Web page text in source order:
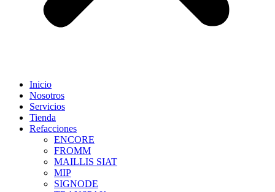
Inicio
Nosotros
Servicios
Tienda
Refacciones
ENCORE
FROMM
MAILLIS SIAT
MIP
SIGNODE